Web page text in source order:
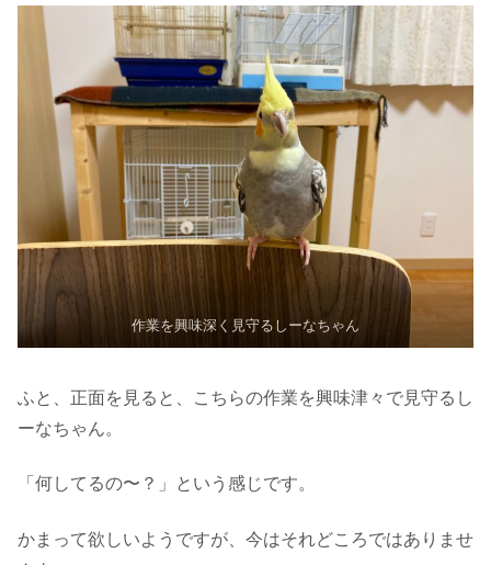
作業を興味深く見守るしーなちゃん
ふと、正面を見ると、こちらの作業を興味津々で見守るし
ーなちゃん。
「何してるの〜？」という感じです。
かまって欲しいようですが、今はそれどころではありませ